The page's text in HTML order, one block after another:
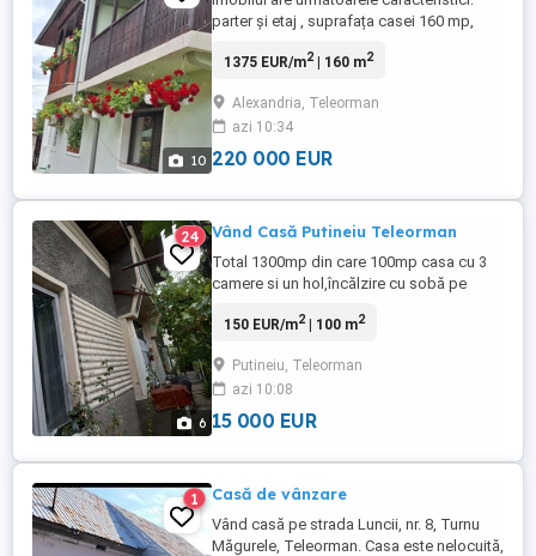
10
parter și etaj , suprafața casei 160 mp,
sunt construite garajul, o magazie toate
stil bucovinean. Există o dotare cu 2 holuri,
sufragerie, bucătărie, 2 bai și 3
dormitoare, scară ...
1375 EUR/m2| 160 m2
Alexandria, Teleorman
azi 10:34
220 000 EUR
6
24 Vând Casă Putineiu Teleorman
Total 1300mp din care 100mp casa cu 3
camere si un hol,încălzire cu sobă pe
bucătărie de vară, 2 magazii+pătul și
de 255mp și 1045mp suprafață liberă
curte.
150 EUR/m2| 100 m2
Putineiu, Teleorman
azi 10:08
15 000 EUR
1 Casă de vânzare
Vând casă pe strada Luncii, nr. 8, Turnu
Măgurele, Teleorman. Casa este nelocuită,